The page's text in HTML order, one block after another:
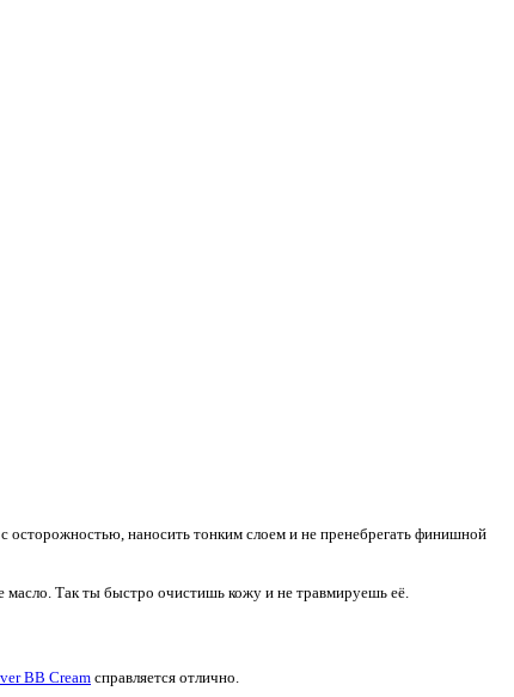
наносить тонким слоем и не пренебрегать финишной
масло. Так ты быстро очистишь кожу и не травмируешь её.
BB Cream справляется отлично.